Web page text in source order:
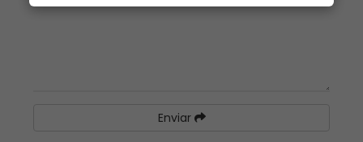
Enviar